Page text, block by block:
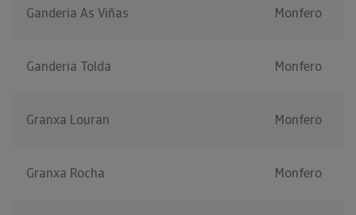
Ganderia As Viñas Monfero
Ganderia Tolda Monfero
Granxa Louran Monfero
Granxa Rocha Monfero